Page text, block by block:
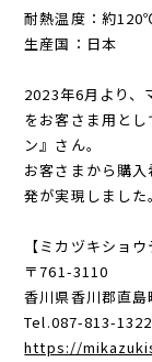
素材：PLA（ポリ
表面加工：ウレタ
生産国：日本
2023年6月より、
をお客さま用と
ン』さん。
発が実現しました
【ミカヅキショウ
〒761-3110
香川県香川郡直